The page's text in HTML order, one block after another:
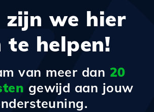
zijn we hier
te helpen!
van meer dan 20
gewijd aan jouw